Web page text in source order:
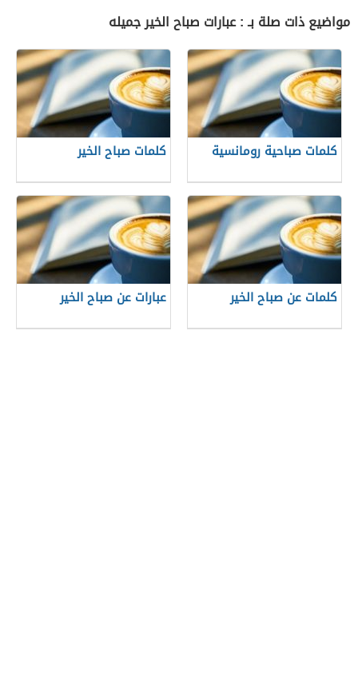
مواضيع ذات صلة بـ : عبارات صباح الخير جميله
كلمات صباحية رومانسية كلمات صباح الخير
كلمات عن صباح الخير عبارات عن صباح الخير